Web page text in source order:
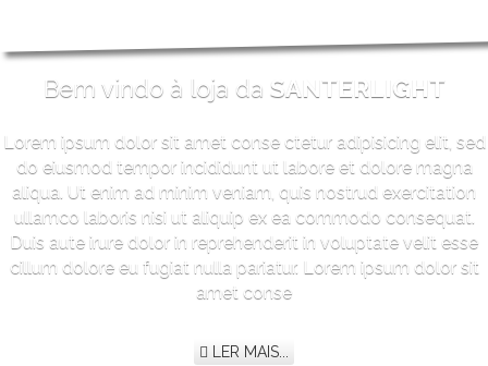
Bem vindo à loja da SANTERLIGHT
Lorem ipsum dolor sit amet conse ctetur adipisicing elit, sed
do eiusmod tempor incididunt ut labore et dolore magna
aliqua. Ut enim ad minim veniam, quis nostrud exercitation
ullamco laboris nisi ut aliquip ex ea commodo consequat.
Duis aute irure dolor in reprehenderit in voluptate velit esse
cillum dolore eu fugiat nulla pariatur. Lorem ipsum dolor sit
amet conse
LER MAIS...